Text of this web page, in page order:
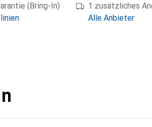
(Bring-In)
1 zusätzliches
Alle Anbieter